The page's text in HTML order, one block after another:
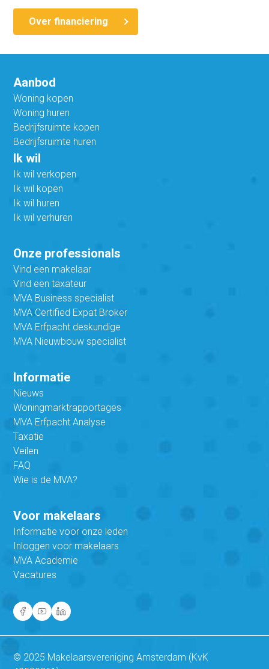
Over financiering
Aanbod
Woning kopen
Woning huren
Bedrijfsruimte kopen
Bedrijfsruimte huren
Ik wil
Ik wil verkopen
Ik wil kopen
Ik wil huren
Ik wil verhuren
Onze professionals
Vind een makelaar
Vind een taxateur
MVA Business specialist
MVA Certified Expat Broker
MVA Erfpacht deskundige
MVA Nieuwbouw specialist
Informatie
Nieuws
Woningmarktrapportages
MVA Erfpacht Analyse
Taxatie
Veilen
FAQ
Wie is de MVA?
Voor makelaars
Informatie voor onze leden
Inloggen voor makelaars
MVA Academie
Vacatures
© 2025 Makelaarsvereniging Amsterdam (KvK